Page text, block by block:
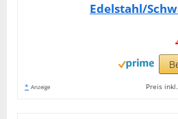
Edelstahl/
* Anzeige Preis